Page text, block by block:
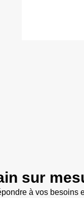
sur
à vos